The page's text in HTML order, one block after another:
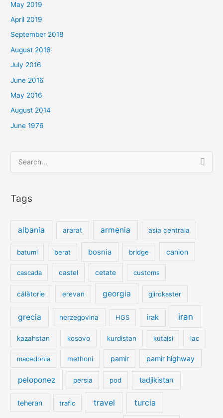
May 2019
April 2019
September 2018
August 2016
July 2016
June 2016
May 2016
August 2014
June 1976
for:
Tags
albania ararat armenia asia centrala
batumi berat bosnia bridge canion
cascada castel cetate customs
călătorie erevan georgia gjirokaster
grecia herzegovina HGS irak iran
kazahstan kosovo kurdistan kutaisi lac
macedonia methoni pamir pamir highway
peloponez persia pod tadjikistan
teheran trafic travel turcia